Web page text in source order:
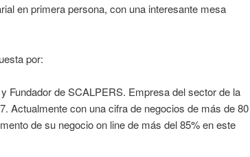
en primera persona, con una interesante mesa
por:
Fundador de SCALPERS. Empresa del sector de la
Actualmente con una cifra de negocios de más de 80
de su negocio on line de más del 85% en este